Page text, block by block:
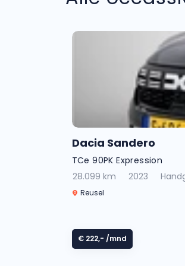
Dacia Sandero
TCe 90PK Expression
28.099 km
2023
Reusel
€ 222,- /mnd